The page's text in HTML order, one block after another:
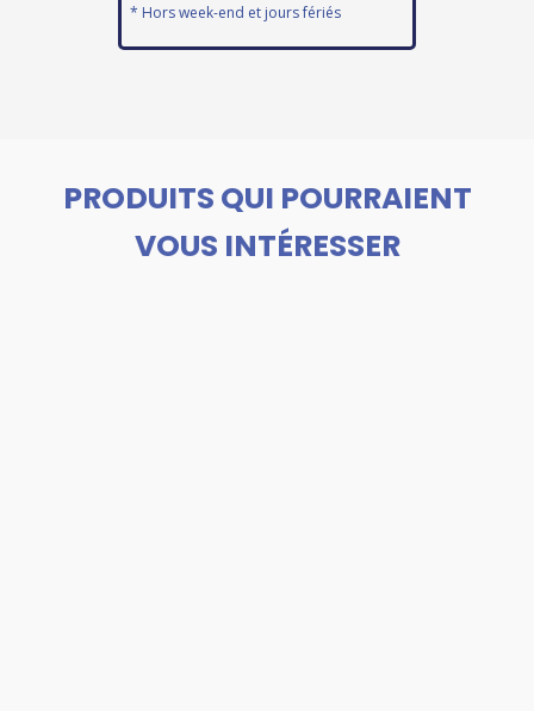
* Hors week-end et jours fériés
PRODUITS QUI POURRAIENT
VOUS INTÉRESSER